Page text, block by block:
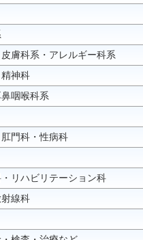
膚科系・アレルギー科系
神科
咽喉科系
門科・性病科
・リハビリテーション科
線科